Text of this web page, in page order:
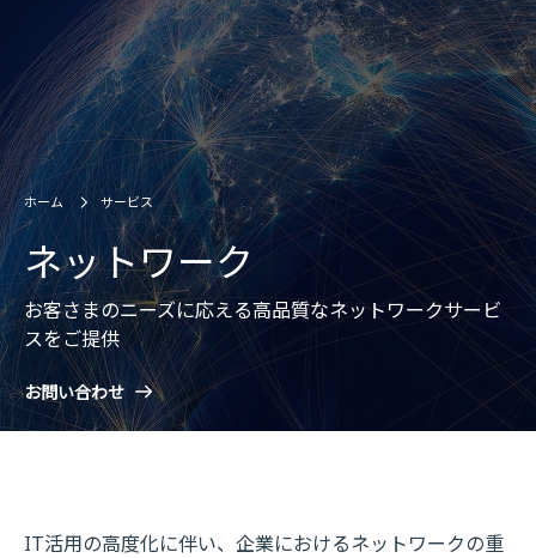
ホーム サービス
ネットワーク
お客さまのニーズに応える高品質なネットワークサービ
スをご提供
お問い合わせ
IT活用の高度化に伴い、企業におけるネットワークの重